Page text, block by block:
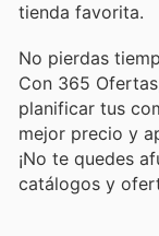
tienda favorita.
No pierdas
Con 365
planificar tus
mejor precio y
¡No te quedes
catálogos y